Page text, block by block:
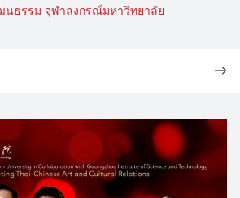
ธรรม จุฬาลงกรณ์มหาวิทยาลัย